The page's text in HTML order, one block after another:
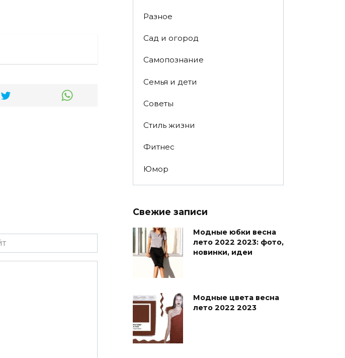
Разное
Сад и огород
Самопознание
Семья и дети
Советы
Стиль жизни
Фитнес
Юмор
Свежие записи
Модные юбки весна
лето 2022 2023: фото,
новинки, идеи
Модные цвета весна
лето 2022 2023